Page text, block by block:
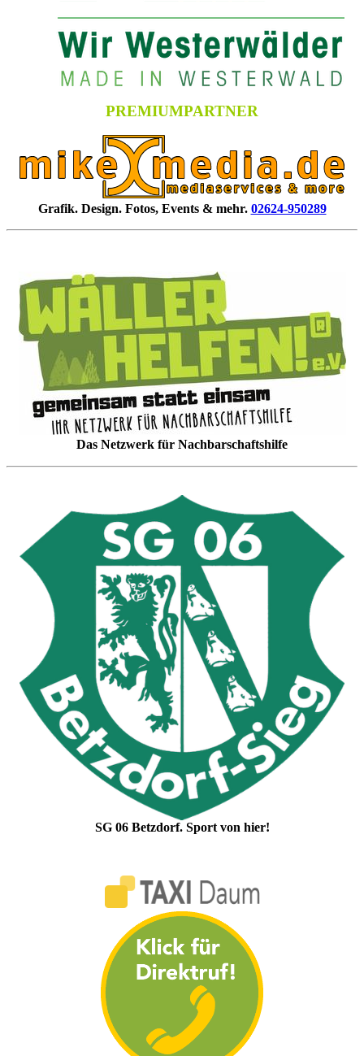
PREMIUMPARTNER
Grafik. Design. Fotos, Events & mehr. 02624-950289
Das Netzwerk für Nachbarschaftshilfe
SG 06 Betzdorf. Sport von hier!